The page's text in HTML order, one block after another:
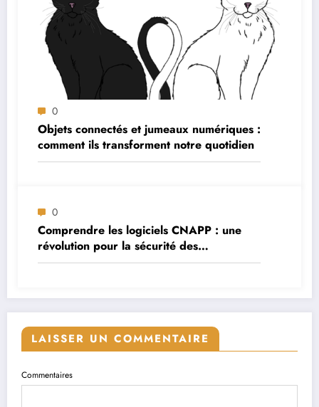
0
Objets connectés et jumeaux numériques :
comment ils transforment notre quotidien
0
Comprendre les logiciels CNAPP : une
révolution pour la sécurité des
applications cloud
LAISSER UN COMMENTAIRE
Commentaires